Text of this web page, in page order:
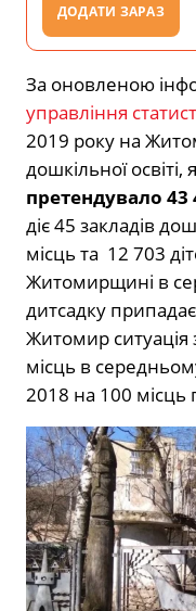
ДОДАТИ ЗАРАЗ
За оновленою
управління
2019 року на
дошкільної освіті,
претендувало 43
діє 45 закладів
місць та 12 703
Житомирщині в
дитсадку
Житомир ситуація
місць в
2018 на 100 місць